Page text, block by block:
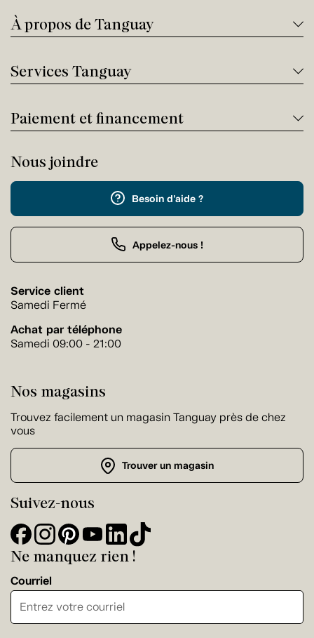
À propos de Tanguay
Services Tanguay
Paiement et financement
Nous joindre
Besoin d'aide ?
Appelez-nous !
Service client
Samedi Fermé
Achat par téléphone
Samedi 09:00 - 21:00
Nos magasins
Trouvez facilement un magasin Tanguay près de chez
vous
Trouver un magasin
Suivez-nous
Ne manquez rien !
Courriel